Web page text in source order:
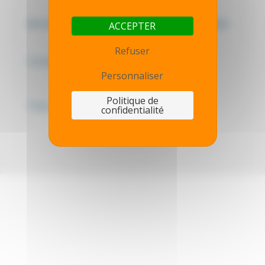
Mentions légales - Politique de confidentialité
ACCEPTER
Refuser
Personnaliser
Politique de
confidentialité